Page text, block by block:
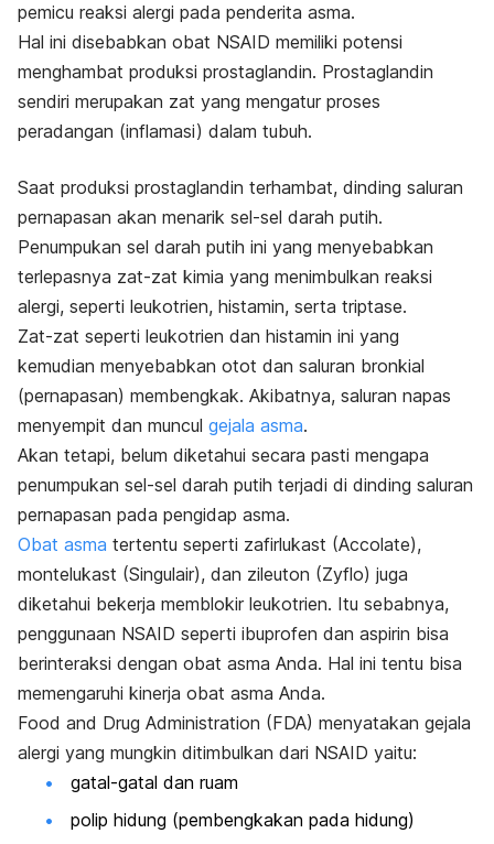
pemicu reaksi alergi pada penderita asma.
Hal ini disebabkan obat NSAID memiliki potensi
menghambat produksi prostaglandin. Prostaglandin
sendiri merupakan zat yang mengatur proses
peradangan (inflamasi) dalam tubuh.
Saat produksi prostaglandin terhambat, dinding saluran
pernapasan akan menarik sel-sel darah putih.
Penumpukan sel darah putih ini yang menyebabkan
terlepasnya zat-zat kimia yang menimbulkan reaksi
alergi, seperti leukotrien, histamin, serta triptase.
Zat-zat seperti leukotrien dan histamin ini yang
kemudian menyebabkan otot dan saluran bronkial
(pernapasan) membengkak. Akibatnya, saluran napas
menyempit dan muncul gejala asma.
Akan tetapi, belum diketahui secara pasti mengapa
penumpukan sel-sel darah putih terjadi di dinding saluran
pernapasan pada pengidap asma.
Obat asma tertentu seperti zafirlukast (Accolate),
montelukast (Singulair), dan zileuton (Zyflo) juga
diketahui bekerja memblokir leukotrien. Itu sebabnya,
penggunaan NSAID seperti ibuprofen dan aspirin bisa
berinteraksi dengan obat asma Anda. Hal ini tentu bisa
memengaruhi kinerja obat asma Anda.
Food and Drug Administration (FDA) menyatakan gejala
alergi yang mungkin ditimbulkan dari NSAID yaitu:
gatal-gatal dan ruam
polip hidung (pembengkakan pada hidung)